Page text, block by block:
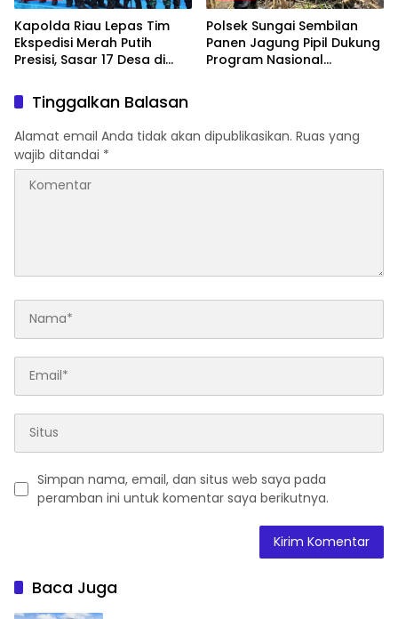
Kapolda Riau Lepas Tim
Ekspedisi Merah Putih
Presisi, Sasar 17 Desa di
Polsek Sungai Sembilan
Panen Jagung Pipil Dukung
Program Nasional
Tinggalkan Balasan
Alamat email Anda tidak akan dipublikasikan. Ruas yang
wajib ditandai *
Simpan nama, email, dan situs web saya pada
peramban ini untuk komentar saya berikutnya.
Baca Juga